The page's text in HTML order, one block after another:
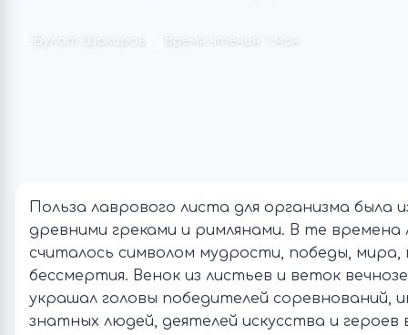
Булат Шакиров Время чтения: 1 мин
Польза лаврового листа для организма была
древними греками и римлянами. В те времена
считалось символом мудрости, победы, мира,
бессмертия. Венок из листьев и веток
украшал головы победителей соревнований,
знатных людей, деятелей искусства и героев